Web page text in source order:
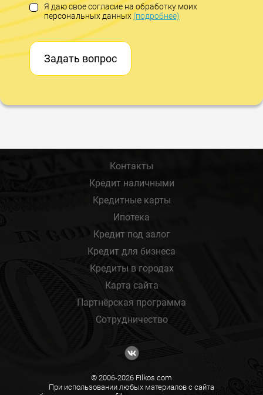
Я даю свое согласие на обработку моих
персональных данных(подробнее)
Задать вопрос
Контакты
Кредит наличными
Кредитные карты
Ипотека
Кредит под залог
Кредит для бизнеса
Кредиты в городах
Карта сайта
Партнёрская программа
Сотрудничество
© 2006-2026 Filkos.com
При использовании любых материалов с сайта